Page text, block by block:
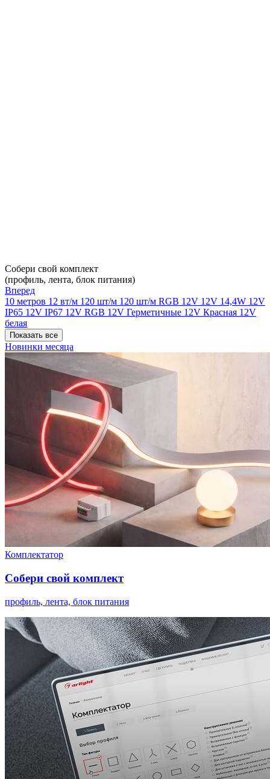
Собери свой комплект
(профиль, лента, блок питания)
Вперед
10 метров 12 вт/м 120 шт/м 120 шт/м RGB 12V 12V 14,4W 12V
IP65 12V IP67 12V RGB 12V Герметичные 12V Красная 12V
белая
Показать все
Новинки месяца
Комплектатор
Собери свой комплект
профиль, лента, блок питания